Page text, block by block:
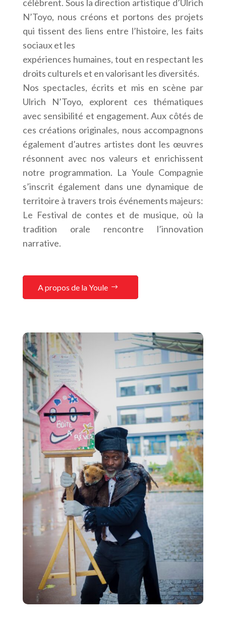
célèbrent. Sous la direction artistique d’Ulrich
N’Toyo, nous créons et portons des projets
qui tissent des liens entre l’histoire, les faits
sociaux et les
expériences humaines, tout en respectant les
droits culturels et en valorisant les diversités.
Nos spectacles, écrits et mis en scène par
Ulrich N’Toyo, explorent ces thématiques
avec sensibilité et engagement. Aux côtés de
ces créations originales, nous accompagnons
également d’autres artistes dont les œuvres
résonnent avec nos valeurs et enrichissent
notre programmation. La Youle Compagnie
s’inscrit également dans une dynamique de
territoire à travers trois événements majeurs:
Le Festival de contes et de musique, où la
tradition orale rencontre l’innovation
narrative.
A propos de la Youle